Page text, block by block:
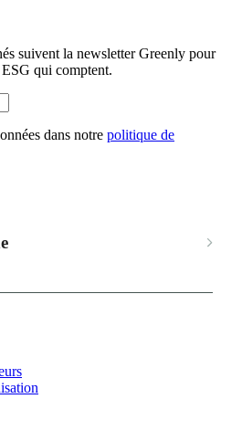
suivent la newsletter Greenly pour
qui comptent.
dans notre politique de